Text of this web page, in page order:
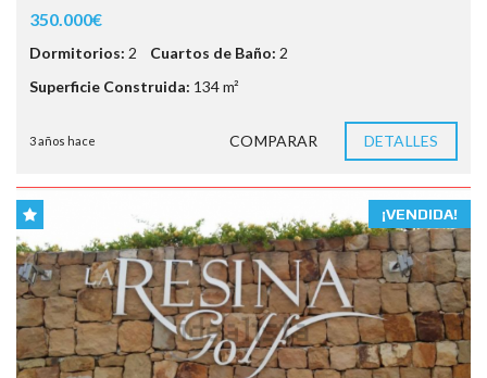
350.000€
Dormitorios: 2 Cuartos de Baño: 2
Superficie Construida: 134 m²
3 años hace COMPARAR DETALLES
¡VENDIDA!